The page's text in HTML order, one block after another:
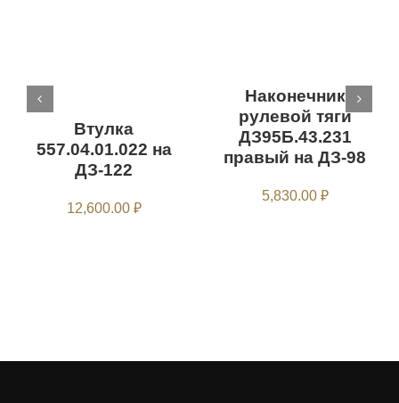
Втулка
557.04.01.022 на
ДЗ-122
12,600.00 ₽
Наконечник
рулевой тяги
ДЗ95Б.43.231
правый на ДЗ-98
5,830.00 ₽